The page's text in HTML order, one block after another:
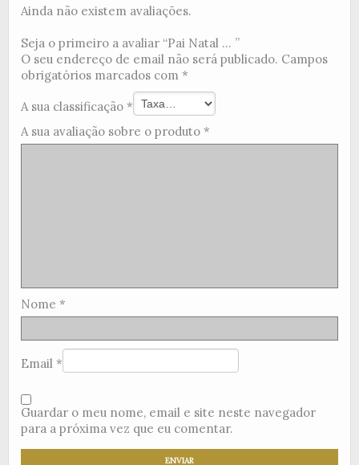
Ainda não existem avaliações.
Seja o primeiro a avaliar “Pai Natal ... ”
O seu endereço de email não será publicado. Campos
obrigatórios marcados com *
A sua classificação *
A sua avaliação sobre o produto *
Nome *
Email *
Guardar o meu nome, email e site neste navegador
para a próxima vez que eu comentar.